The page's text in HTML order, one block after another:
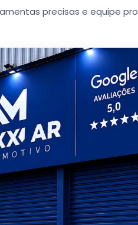
precisas e equipe